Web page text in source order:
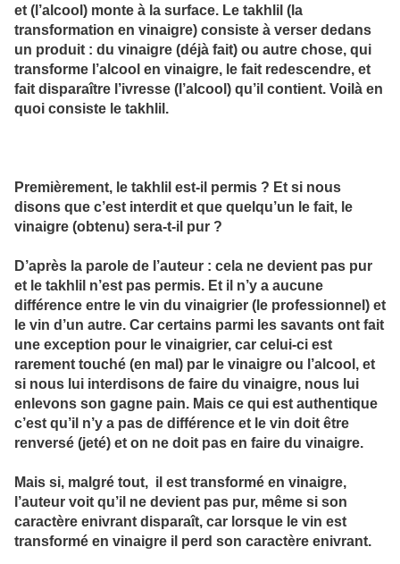
et (l’alcool) monte à la surface. Le takhlil (la
transformation en vinaigre) consiste à verser dedans
un produit : du vinaigre (déjà fait) ou autre chose, qui
transforme l’alcool en vinaigre, le fait redescendre, et
fait disparaître l’ivresse (l’alcool) qu’il contient. Voilà en
quoi consiste le takhlil.
Premièrement, le takhlil est-il permis ? Et si nous
disons que c’est interdit et que quelqu’un le fait, le
vinaigre (obtenu) sera-t-il pur ?
D’après la parole de l’auteur : cela ne devient pas pur
et le takhlil n’est pas permis. Et il n’y a aucune
différence entre le vin du vinaigrier (le professionnel) et
le vin d’un autre. Car certains parmi les savants ont fait
une exception pour le vinaigrier, car celui-ci est
rarement touché (en mal) par le vinaigre ou l’alcool, et
si nous lui interdisons de faire du vinaigre, nous lui
enlevons son gagne pain. Mais ce qui est authentique
c’est qu’il n’y a pas de différence et le vin doit être
renversé (jeté) et on ne doit pas en faire du vinaigre.
Mais si, malgré tout, il est transformé en vinaigre,
l’auteur voit qu’il ne devient pas pur, même si son
caractère enivrant disparaît, car lorsque le vin est
transformé en vinaigre il perd son caractère enivrant.